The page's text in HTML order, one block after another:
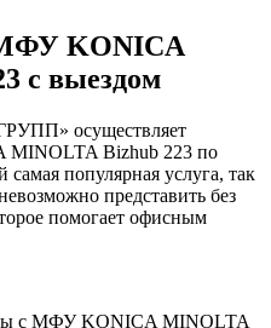
KONICA
с выездом
осуществляет
Bizhub 223 по
популярная услуга, так
представить без
помогает офисным
с МФУ KONICA MINOLTA